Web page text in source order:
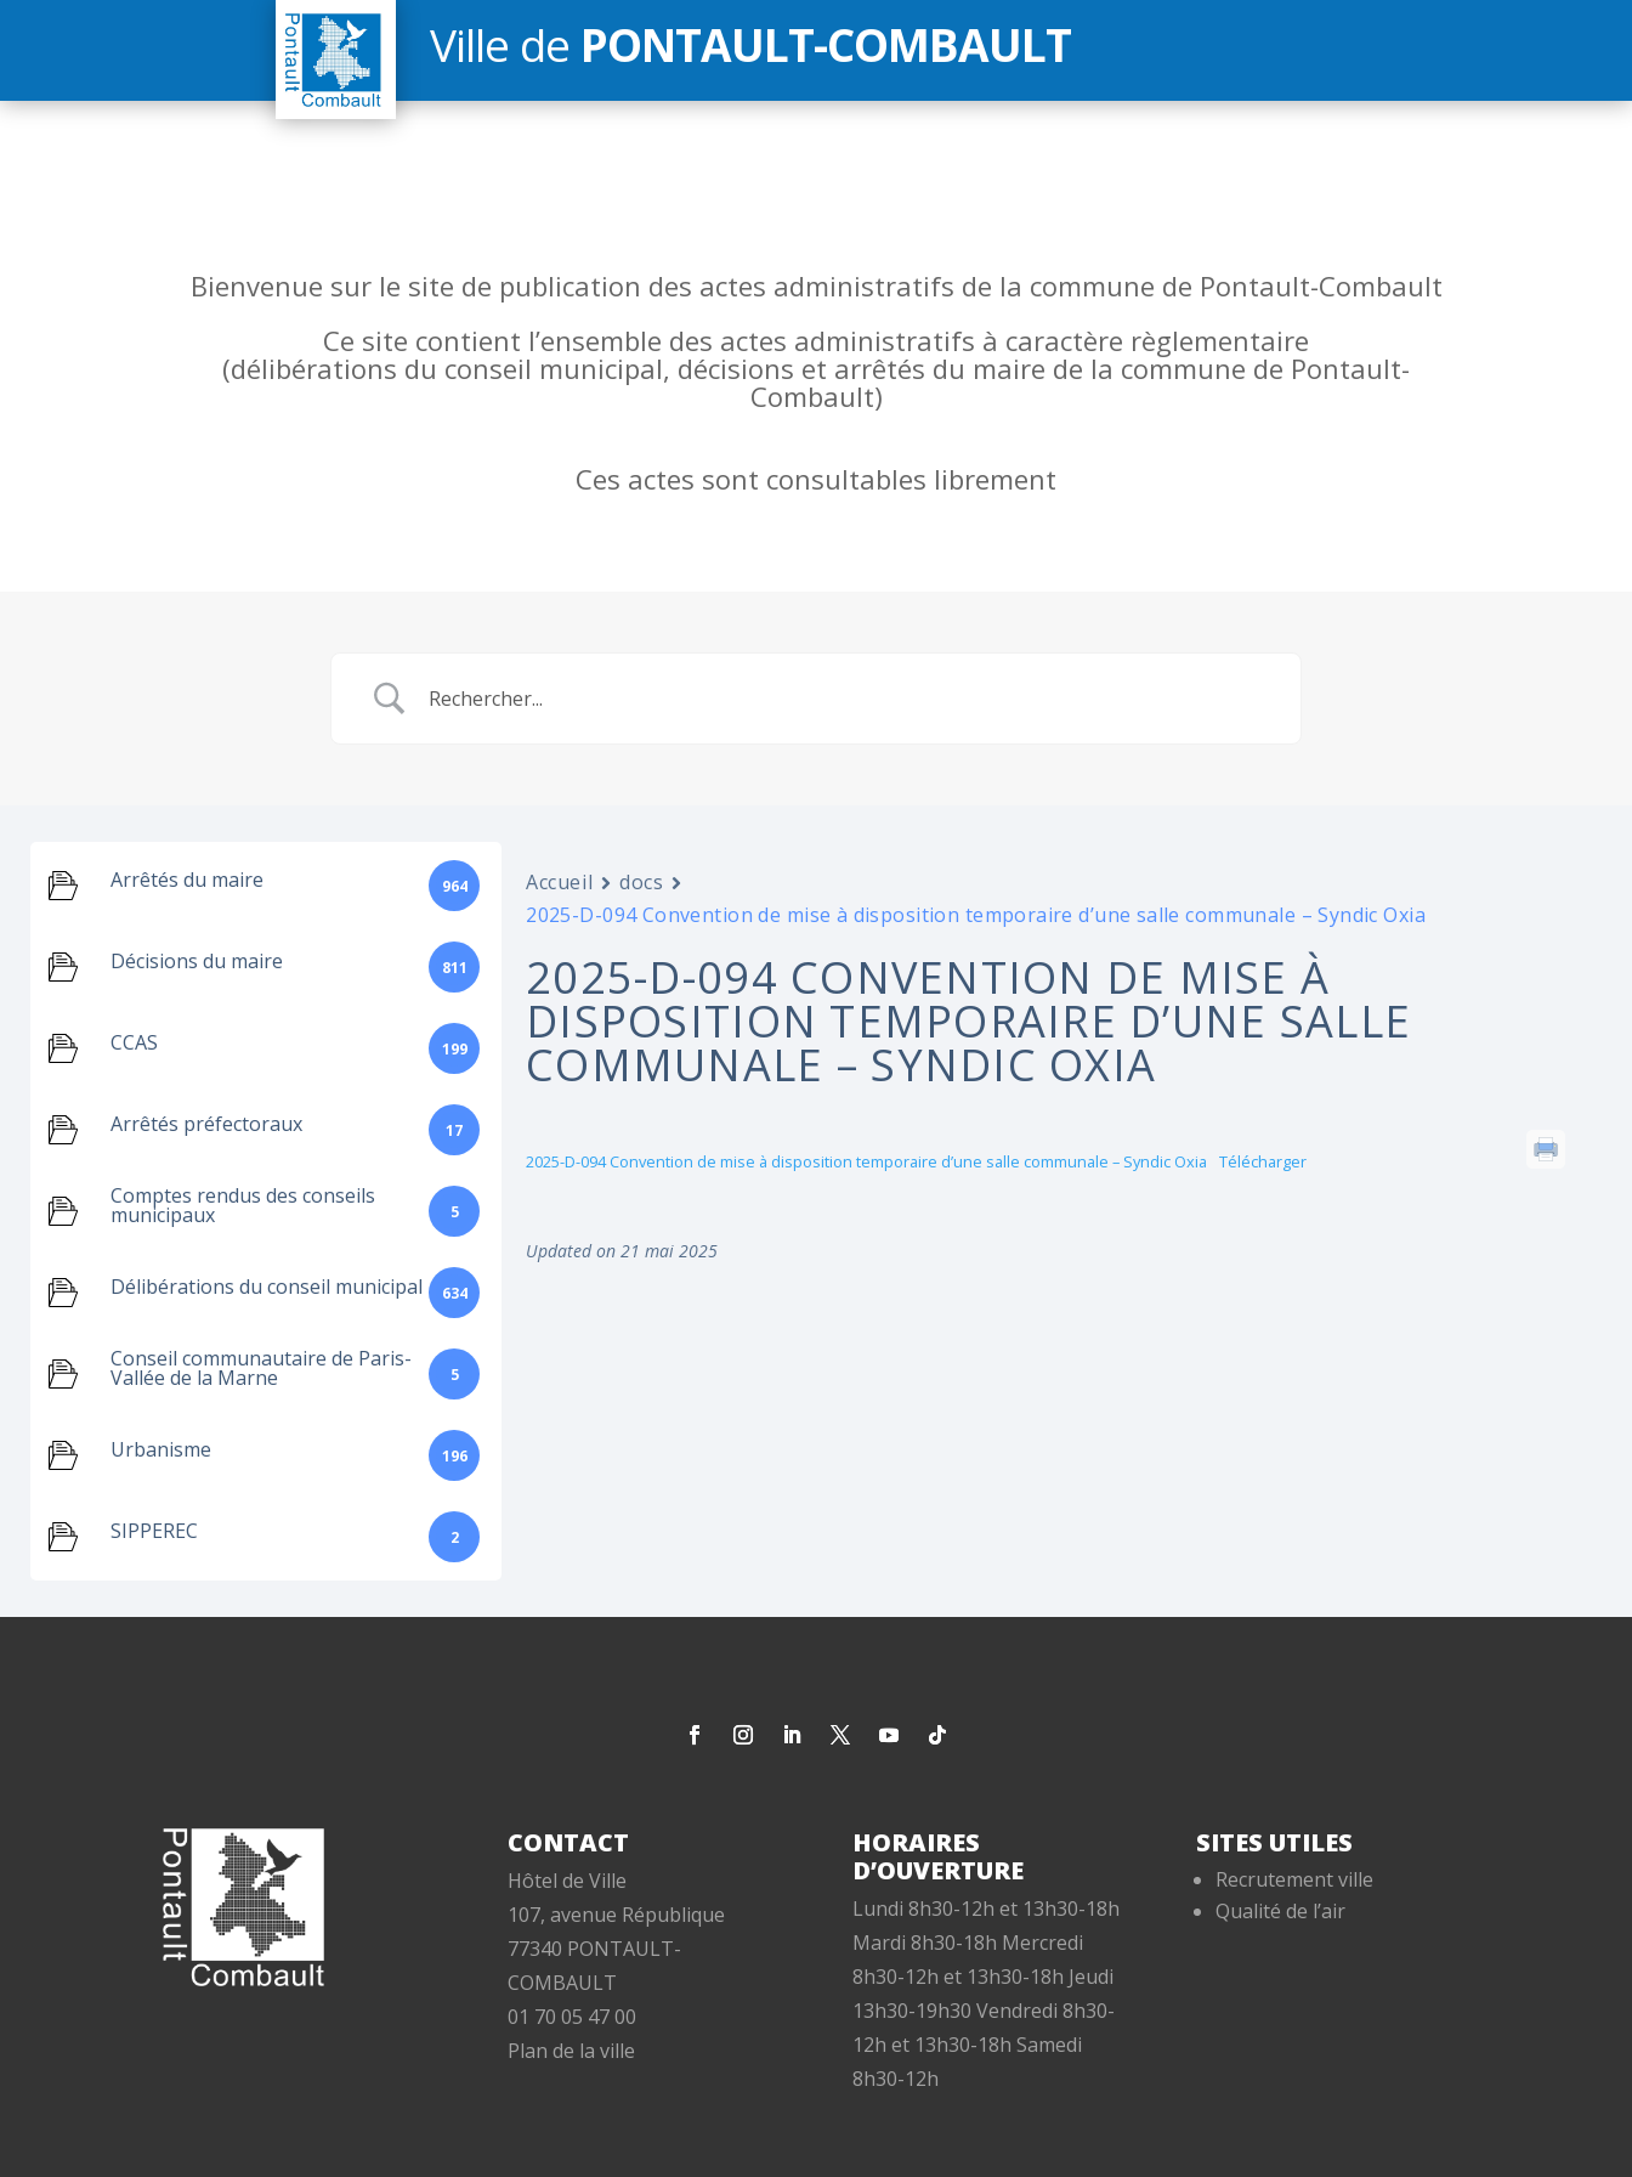
Ville de PONTAULT-COMBAULT
Bienvenue sur le site de publication des actes administratifs de la commune de Pontault-Combault
Ce site contient l’ensemble des actes administratifs à caractère règlementaire
(délibérations du conseil municipal, décisions et arrêtés du maire de la commune de Pontault-
Combault)
Ces actes sont consultables librement
Arrêtés du maire 964
Décisions du maire 811
CCAS 199
Arrêtés préfectoraux 17
Comptes rendus des conseils
municipaux 5
Délibérations du conseil municipal 634
Conseil communautaire de Paris-
Vallée de la Marne 5
Urbanisme 196
SIPPEREC 2
Accueil
docs
2025-D-094 Convention de mise à disposition temporaire d’une salle communale – Syndic Oxia
2025-D-094 CONVENTION DE MISE À
DISPOSITION TEMPORAIRE D’UNE SALLE
COMMUNALE – SYNDIC OXIA
2025-D-094 Convention de mise à disposition temporaire d’une salle communale – Syndic Oxia Télécharger
Updated on 21 mai 2025
CONTACT
Hôtel de Ville
107, avenue République
77340 PONTAULT-
COMBAULT
01 70 05 47 00
Plan de la ville
HORAIRES
D’OUVERTURE
Lundi 8h30-12h et 13h30-18h
Mardi 8h30-18h Mercredi
8h30-12h et 13h30-18h Jeudi
13h30-19h30 Vendredi 8h30-
12h et 13h30-18h Samedi
8h30-12h
SITES UTILES
Recrutement ville
Qualité de l’air